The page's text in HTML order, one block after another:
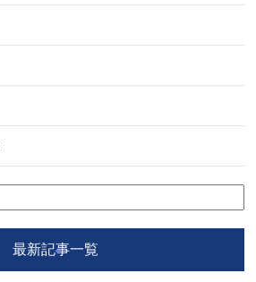
最新記事一覧